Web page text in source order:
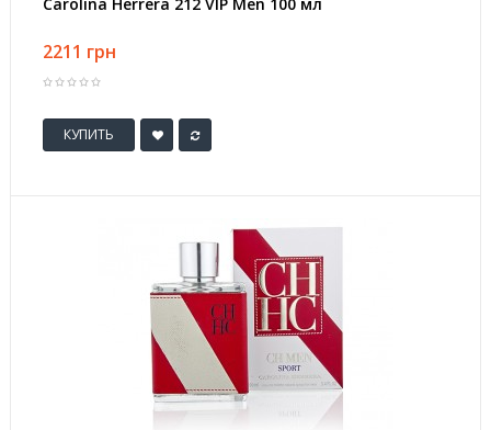
2211 грн
КУПИТЬ